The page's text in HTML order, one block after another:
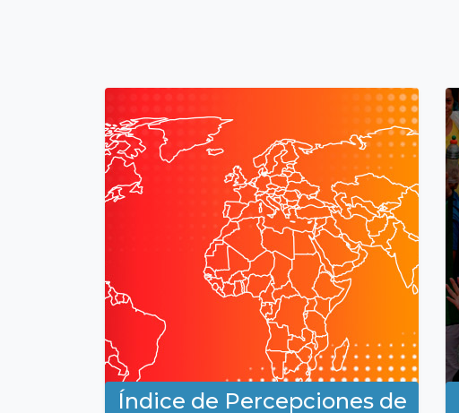
Índice de Percepciones de